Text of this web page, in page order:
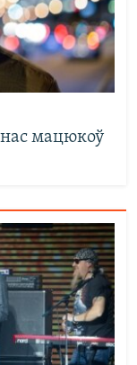
мацюкоў